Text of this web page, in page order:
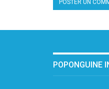
POPONGUINE